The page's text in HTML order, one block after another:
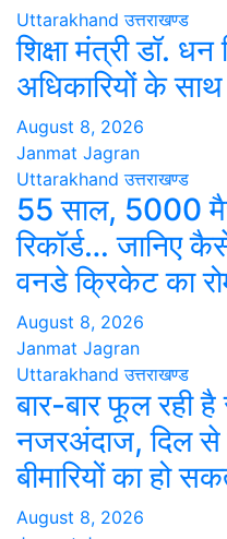
Uttarakhand उत्तराखण्ड
शिक्षा मंत्री डॉ.
अधिकारियों के
August 8, 2026
Janmat Jagran
Uttarakhand उत्तराखण्ड
55 साल, 5000
रिकॉर्ड… जानिए
वनडे क्रिकेट का
August 8, 2026
Janmat Jagran
Uttarakhand उत्तराखण्ड
बार-बार फूल रही
नजरअंदाज, दिल
बीमारियों का हो
August 8, 2026